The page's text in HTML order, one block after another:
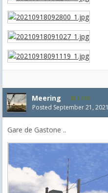
Meering 1,992
Posted September 21, 2021
Gare de Gastone ..